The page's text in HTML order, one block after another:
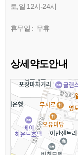
토,일 12시-24시
휴무일 : 무휴
상세약도안내